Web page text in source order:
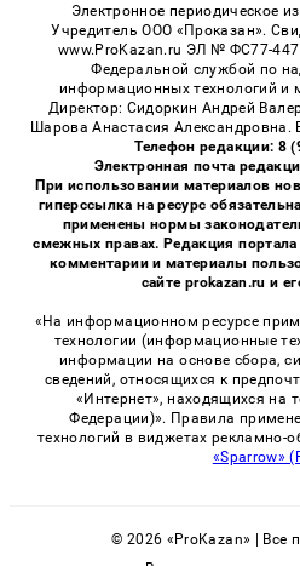
Электронное периодическое
Учредитель ООО «Проказан».
www.ProKazan.ru ЭЛ № ФС77-
Федеральной службой по
информационных технологий и
Директор: Сидоркин Андрей
Шарова Анастасия Александровна.
Телефон редакции: 8
Электронная почта
При использовании материалов
гиперссылка на ресурс
применены нормы
смежных правах. Редакция портала
комментарии и материалы
сайте prokazan.ru и
«На информационном ресурсе
технологии (информационные
информации на основе сбора,
сведений, относящихся к
«Интернет», находящихся на
Федерации)». Правила
технологий в виджетах рекламно-
«Sparrow»
© 2026 «ProKazan» | Все